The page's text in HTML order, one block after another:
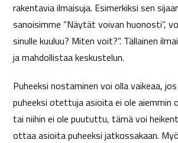
rakentavia ilmaisuja. Esimerkiksi sen
sanoisimme “Näytät voivan huonosti”,
sinulle kuuluu? Miten voit?”. Tällainen
ja mahdollistaa keskustelun.
Puheeksi nostaminen voi olla vaikeaa,
puheeksi otettuja asioita ei ole
tai niihin ei ole puututtu, tämä voi
ottaa asioita puheeksi jatkossakaan.